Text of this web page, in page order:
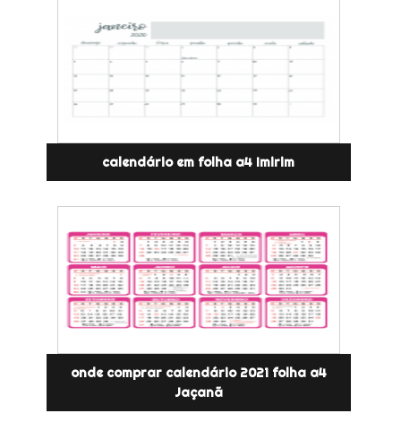
calendário em folha a4 Imirim
onde comprar calendário 2021 folha a4
Jaçanã